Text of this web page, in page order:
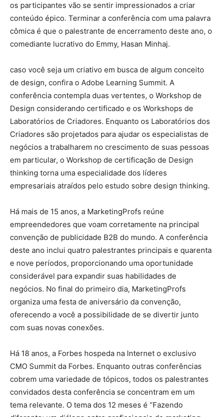
os participantes vão se sentir impressionados a criar
conteúdo épico. Terminar a conferência com uma palavra
cômica é que o palestrante de encerramento deste ano, o
comediante lucrativo do Emmy, Hasan Minhaj.
caso você seja um criativo em busca de algum conceito
de design, confira o Adobe Learning Summit. A
conferência contempla duas vertentes, o Workshop de
Design considerando certificado e os Workshops de
Laboratórios de Criadores. Enquanto os Laboratórios dos
Criadores são projetados para ajudar os especialistas de
negócios a trabalharem no crescimento de suas pessoas
em particular, o Workshop de certificação de Design
thinking torna uma especialidade dos líderes
empresariais atraídos pelo estudo sobre design thinking.
Há mais de 15 anos, a MarketingProfs reúne
empreendedores que voam corretamente na principal
convenção de publicidade B2B do mundo. A conferência
deste ano inclui quatro palestrantes principais e quarenta
e nove períodos, proporcionando uma oportunidade
considerável para expandir suas habilidades de
negócios. No final do primeiro dia, MarketingProfs
organiza uma festa de aniversário da convenção,
oferecendo a você a possibilidade de se divertir junto
com suas novas conexões.
Há 18 anos, a Forbes hospeda na Internet o exclusivo
CMO Summit da Forbes. Enquanto outras conferências
cobrem uma variedade de tópicos, todos os palestrantes
convidados desta conferência se concentram em um
tema relevante. O tema dos 12 meses é “Fazendo